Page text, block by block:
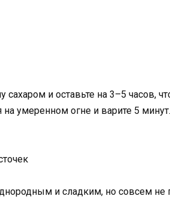
сахаром и оставьте на 3–5 часов,
умеренном огне и варите 5
и сладким, но совсем не